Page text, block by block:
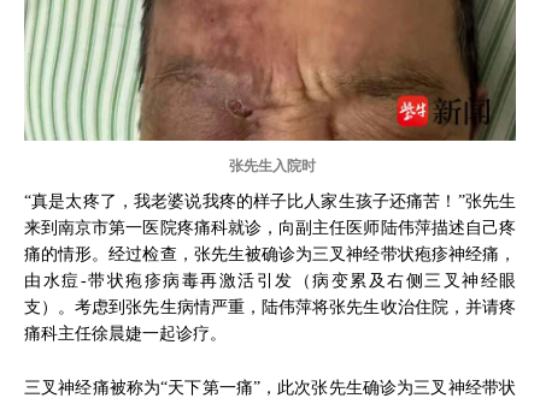
张先生入院时
“真是太疼了，我老婆说我疼的样子比人家生孩子还痛苦！”张先生
来到南京市第一医院疼痛科就诊，向副主任医师陆伟萍描述自己疼
痛的情形。经过检查，张先生被确诊为三叉神经带状疱疹神经痛，
由水痘-带状疱疹病毒再激活引发（病变累及右侧三叉神经眼
支）。考虑到张先生病情严重，陆伟萍将张先生收治住院，并请疼
痛科主任徐晨婕一起诊疗。
三叉神经痛被称为“天下第一痛”，此次张先生确诊为三叉神经带状